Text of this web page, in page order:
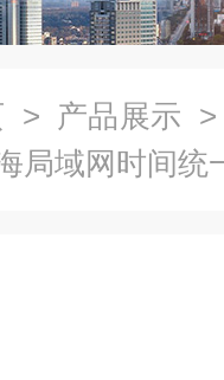
> 产品展示
局域网时间统